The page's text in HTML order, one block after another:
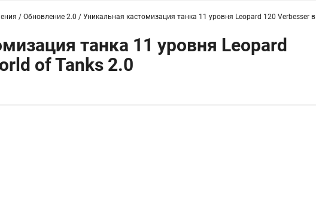
/ Обновление 2.0 / Уникальная кастомизация танка 11 уровня Leopard 120 Verbesser в
танка 11 уровня Leopard
of Tanks 2.0